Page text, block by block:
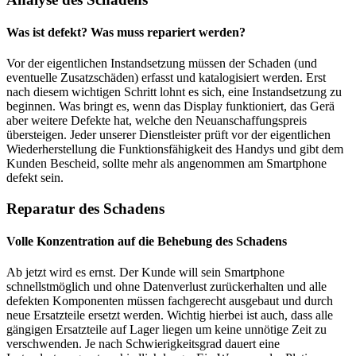
Was ist defekt? Was muss repariert werden?
Vor der eigentlichen Instandsetzung müssen der Schaden (und
eventuelle Zusatzschäden) erfasst und katalogisiert werden. Erst
nach diesem wichtigen Schritt lohnt es sich, eine Instandsetzung zu
beginnen. Was bringt es, wenn das Display funktioniert, das Gerä
aber weitere Defekte hat, welche den Neuanschaffungspreis
übersteigen. Jeder unserer Dienstleister prüft vor der eigentlichen
Wiederherstellung die Funktionsfähigkeit des Handys und gibt dem
Kunden Bescheid, sollte mehr als angenommen am Smartphone
defekt sein.
Reparatur des Schadens
Volle Konzentration auf die Behebung des Schadens
Ab jetzt wird es ernst. Der Kunde will sein Smartphone
schnellstmöglich und ohne Datenverlust zurückerhalten und alle
defekten Komponenten müssen fachgerecht ausgebaut und durch
neue Ersatzteile ersetzt werden. Wichtig hierbei ist auch, dass alle
gängigen Ersatzteile auf Lager liegen um keine unnötige Zeit zu
verschwenden. Je nach Schwierigkeitsgrad dauert eine